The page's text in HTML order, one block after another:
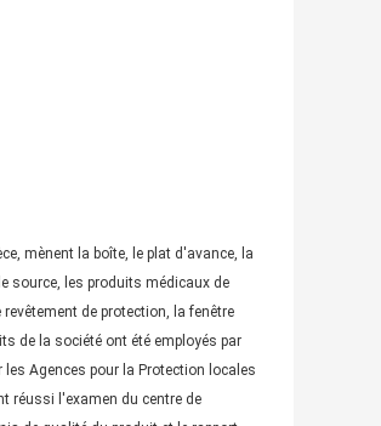
mènent la boîte, le plat d'avance, la
source, les produits médicaux de
de protection, la fenêtre
de la société ont été employés par
Agences pour la Protection locales
réussi l'examen du centre de